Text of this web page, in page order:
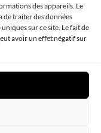
des appareils. Le
de traiter des données
sur ce site. Le fait de
avoir un effet négatif sur